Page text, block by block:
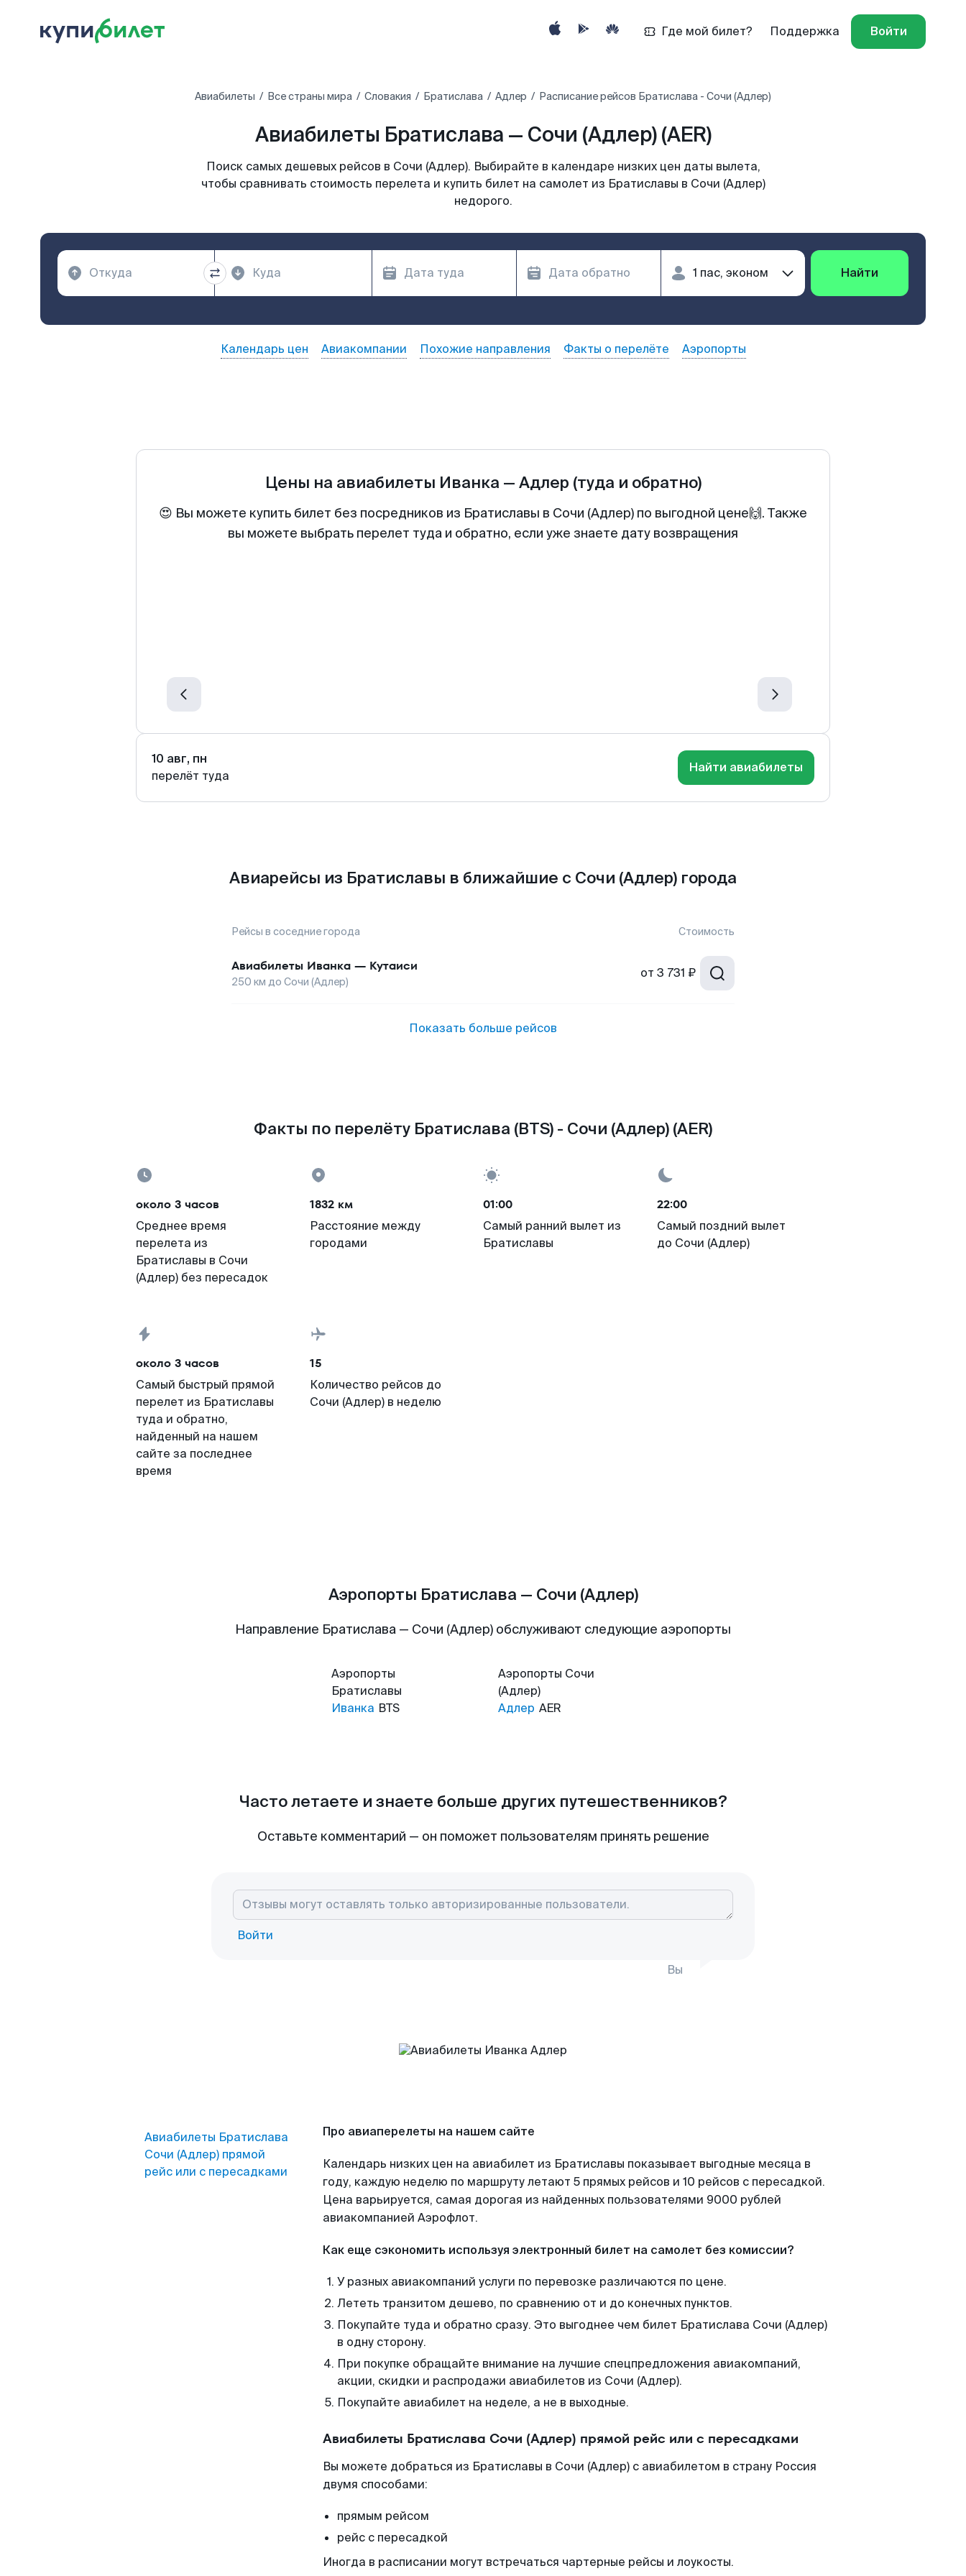
Где мой билет? Поддержка Войти
Авиабилеты Все страны мира Словакия Братислава Адлер Расписание рейсов Братислава - Сочи (Адлер)
Авиабилеты Братислава — Сочи (Адлер) (AER)
Поиск самых дешевых рейсов в Сочи (Адлер). Выбирайте в календаре низких цен даты вылета,
чтобы сравнивать стоимость перелета и купить билет на самолет из Братиславы в Сочи (Адлер)
недорого.
Найти
Календарь цен Авиакомпании Похожие направления Факты о перелёте Аэропорты
Цены на авиабилеты Иванка — Адлер (туда и обратно)
😍 Вы можете купить билет без посредников из Братиславы в Сочи (Адлер) по выгодной цене🙌. Также
вы можете выбрать перелет туда и обратно, если уже знаете дату возвращения
10 авг, пн
перелёт туда
Найти авиабилеты
Авиарейсы из Братиславы в ближайшие с Сочи (Адлер) города
Рейсы в соседние города Стоимость
Авиабилеты Иванка — Кутаиси
250 км до Сочи (Адлер)
от 3 731 ₽
Показать больше рейсов
Факты по перелёту Братислава (BTS) - Сочи (Адлер) (AER)
около 3 часов
Среднее время
перелета из
Братиславы в Сочи
(Адлер) без пересадок
1832 км
Расстояние между
городами
01:00
Самый ранний вылет из
Братиславы
22:00
Самый поздний вылет
до Сочи (Адлер)
около 3 часов
Самый быстрый прямой
перелет из Братиславы
туда и обратно,
найденный на нашем
сайте за последнее
время
15
Количество рейсов до
Сочи (Адлер) в неделю
Аэропорты Братислава — Сочи (Адлер)
Направление Братислава — Сочи (Адлер) обслуживают следующие аэропорты
Аэропорты
Братиславы
Иванка BTS
Аэропорты Сочи
(Адлер)
Адлер AER
Часто летаете и знаете больше других путешественников?
Оставьте комментарий — он поможет пользователям принять решение
Войти
Вы
Авиабилеты Братислава
Сочи (Адлер) прямой
рейс или с пересадками
Про авиаперелеты на нашем сайте
Календарь низких цен на авиабилет из Братиславы показывает выгодные месяца в
году, каждую неделю по маршруту летают 5 прямых рейсов и 10 рейсов с пересадкой.
Цена варьируется, самая дорогая из найденных пользователями 9000 рублей
авиакомпанией Аэрофлот.
Как еще сэкономить используя электронный билет на самолет без комиссии?
У разных авиакомпаний услуги по перевозке различаются по цене.
Лететь транзитом дешево, по сравнению от и до конечных пунктов.
Покупайте туда и обратно сразу. Это выгоднее чем билет Братислава Сочи (Адлер)
в одну сторону.
При покупке обращайте внимание на лучшие спецпредложения авиакомпаний,
акции, скидки и распродажи авиабилетов из Сочи (Адлер).
Покупайте авиабилет на неделе, а не в выходные.
Авиабилеты Братислава Сочи (Адлер) прямой рейс или с пересадками
Вы можете добраться из Братиславы в Сочи (Адлер) с авиабилетом в страну Россия
двумя способами:
прямым рейсом
рейс с пересадкой
Иногда в расписании могут встречаться чартерные рейсы и лоукосты.